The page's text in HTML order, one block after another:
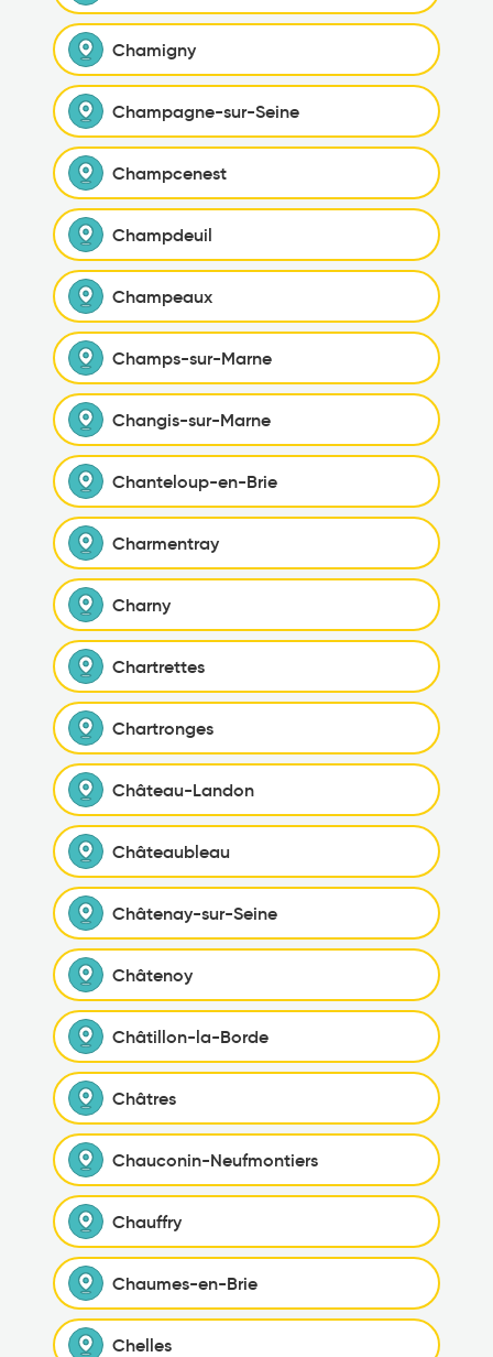
Chamigny
Champagne-sur-Seine
Champcenest
Champdeuil
Champeaux
Champs-sur-Marne
Changis-sur-Marne
Chanteloup-en-Brie
Charmentray
Charny
Chartrettes
Chartronges
Château-Landon
Châteaubleau
Châtenay-sur-Seine
Châtenoy
Châtillon-la-Borde
Châtres
Chauconin-Neufmontiers
Chauffry
Chaumes-en-Brie
Chelles